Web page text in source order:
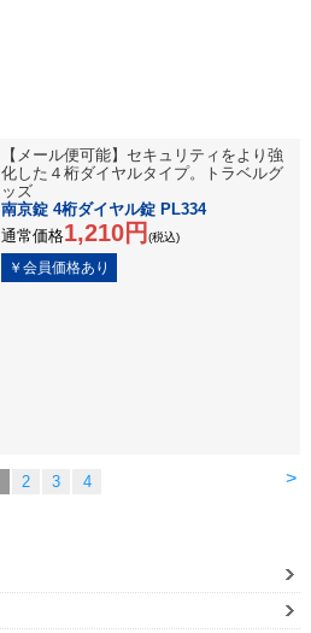
【メール便可能】セキュリティをより強
化した４桁ダイヤルタイプ。トラベルグ
ッズ
南京錠 4桁ダイヤル錠 PL334
通常価格1,210円 (税込)
>
2 3 4